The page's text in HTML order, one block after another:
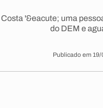
'&eacute; uma
do DEM e
Publicado em